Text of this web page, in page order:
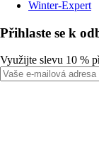
Winter-Expert
Přihlaste se k
Využijte slevu 10 %